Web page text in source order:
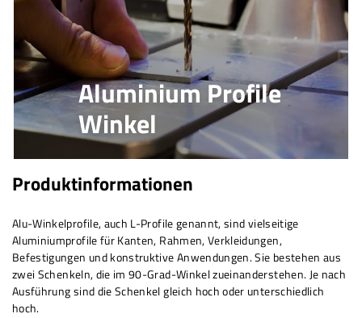
Aluminium Profile
Winkel
Produktinformationen
Alu-Winkelprofile, auch L-Profile genannt, sind vielseitige
Aluminiumprofile für Kanten, Rahmen, Verkleidungen,
Befestigungen und konstruktive Anwendungen. Sie bestehen aus
zwei Schenkeln, die im 90-Grad-Winkel zueinanderstehen. Je nach
Ausführung sind die Schenkel gleich hoch oder unterschiedlich
hoch.